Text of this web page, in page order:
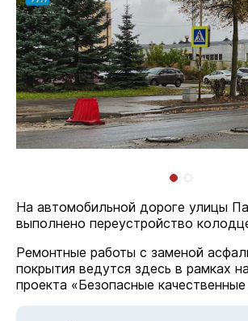
На автомобильной дороге улицы
выполнено переустройство
Ремонтные работы с заменой
покрытия ведутся здесь в рамках
проекта «Безопасные